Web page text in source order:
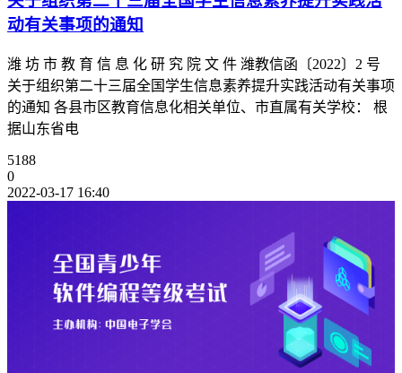
动有关事项的通知
潍 坊 市 教 育 信 息 化 研 究 院 文 件 潍教信函〔2022〕2 号
关于组织第二十三届全国学生信息素养提升实践活动有关事项
的通知 各县市区教育信息化相关单位、市直属有关学校： 根
据山东省电
5188
0
2022-03-17 16:40